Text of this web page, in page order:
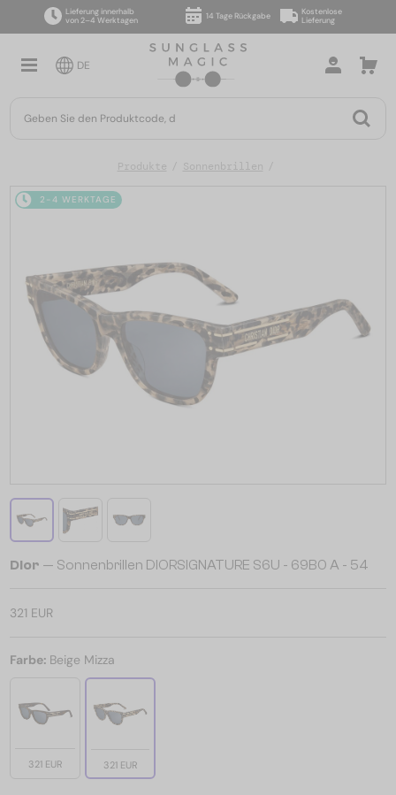
Lieferung innerhalb
von 2–4 Werktagen
14 Tage Rückgabe
Kostenlose
Lieferung
DE
Produkte Sonnenbrillen
2-4 WERKTAGE
Dior — Sonnenbrillen DIORSIGNATURE S6U - 69B0 A - 54
321 EUR
Farbe: Beige Mizza
321 EUR 321 EUR